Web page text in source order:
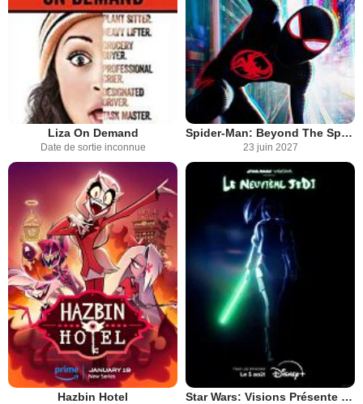
Liza On Demand
Date de sortie inconnue
Spider-Man: Beyond The Spider-Verse
23 juin 2027
Hazbin Hotel Star Wars: Visions Présente - Le Neuvième Jedi